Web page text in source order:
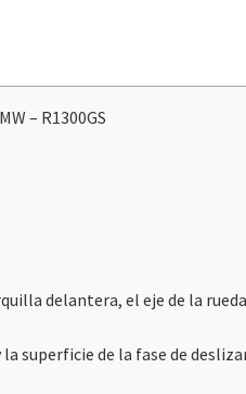
– R1300GS
delantera, el eje de la
superficie de la fase de